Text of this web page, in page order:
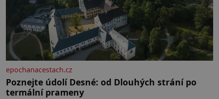
epochanacestach.cz
Poznejte údolí Desné: od Dlouhých strání po
termální prameny